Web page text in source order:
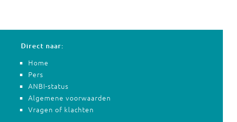
Direct naar:
Home
Pers
ANBI-status
Algemene voorwaarden
Vragen of klachten